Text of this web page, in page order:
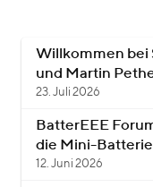
23. Juli 2026
Willkommen bei
und Martin
12. Juni 2026
BatterEEE
die Mini-Batterie